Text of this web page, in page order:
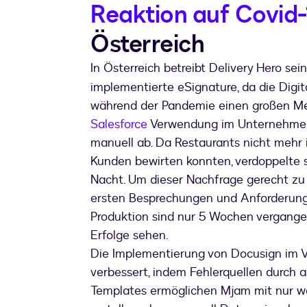
Reaktion auf
Österreich
In Österreich betreibt Delivery Hero
implementierte eSignature, da die
während der Pandemie einen großen
SalesforceVerwendung im
manuell ab. Da Restaurants nicht
Kunden bewirten konnten,
Nacht. Um dieser Nachfrage gerecht
ersten Besprechungen und
Produktion sind nur 5 Wochen
Erfolge sehen.
Die Implementierung von Docusign
verbessert, indem Fehlerquellen durch
Templates ermöglichen Mjam mit nur